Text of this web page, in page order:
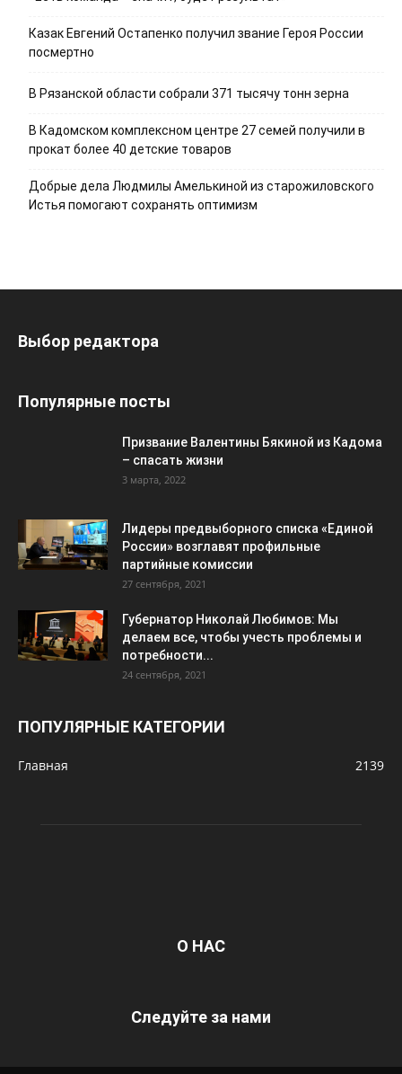
Казак Евгений Остапенко получил звание Героя России
посмертно
В Рязанской области собрали 371 тысячу тонн зерна
В Кадомском комплексном центре 27 семей получили в
прокат более 40 детские товаров
Добрые дела Людмилы Амелькиной из старожиловского
Истья помогают сохранять оптимизм
Выбор редактора
Популярные посты
Призвание Валентины Бякиной из Кадома
– спасать жизни
3 марта, 2022
Лидеры предвыборного списка «Единой
России» возглавят профильные
партийные комиссии
27 сентября, 2021
Губернатор Николай Любимов: Мы
делаем все, чтобы учесть проблемы и
потребности...
24 сентября, 2021
ПОПУЛЯРНЫЕ КАТЕГОРИИ
Главная 2139
О НАС
Следуйте за нами